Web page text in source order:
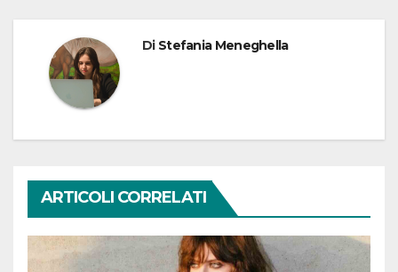
Di Stefania Meneghella
ARTICOLI CORRELATI